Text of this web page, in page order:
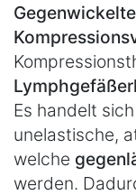
Es handelt
unelastische,
welche
werden.